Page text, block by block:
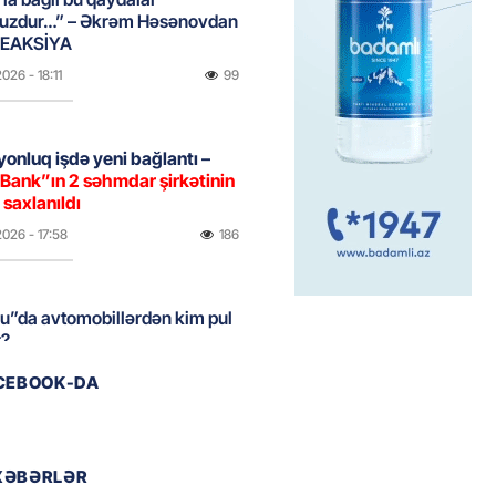
– Əkrəm Həsənovdan
- 18:11 99
işdə yeni bağlantı –
2 səhmdar şirkətinin
- 17:58 186
avtomobillərdən kim pul
REPORTAJ
DA